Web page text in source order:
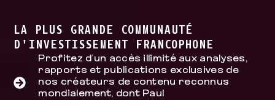
LA PLUS GRANDE COMMUNAUTÉ
D'INVESTISSEMENT FRANCOPHONE
Profitez d’un accès illimité aux analyses,
rapports et publications exclusives de
nos créateurs de contenu reconnus
mondialement, dont Paul